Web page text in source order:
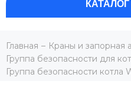
Главная
Краны и запорная
Группа безопасности для
Группа безопасности котла